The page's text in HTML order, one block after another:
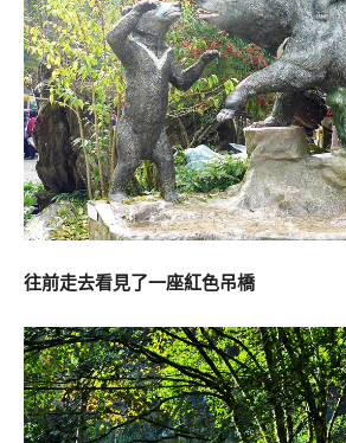
往前走去看見了一座紅色吊橋